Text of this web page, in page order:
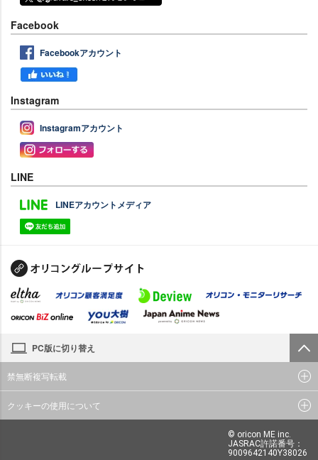
Facebook
Facebookアカウント
Instagram
Instagramアカウント
LINE
LINEアカウントメディア
PC版に切り替え
禁無断複写転載
クッキーの使用について
© oricon ME inc.
JASRAC許諾番号：
9009642140Y38026